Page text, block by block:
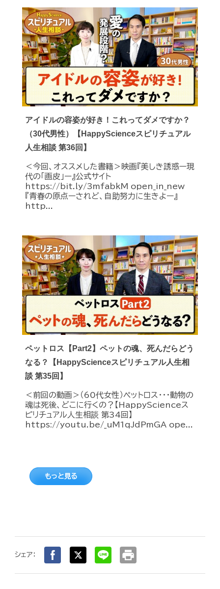
アイドルの容姿が好き！これってダメですか？
（30代男性）【HappyScienceスピリチュアル
人生相談 第36回】
＜今回、オススメした書籍＞映画『美しき誘惑ー現
代の「画皮」ー』公式サイト
https://bit.ly/3mfabkM open_in_new
『青春の原点ーされど、自助努力に生きよー』
http...
ペットロス【Part2】ペットの魂、死んだらどう
なる？【HappyScienceスピリチュアル人生相
談 第35回】
＜前回の動画＞（60代女性）ペットロス・・・動物の
魂は死後、どこに行くの？【HappyScienceス
ピリチュアル人生相談 第34回】
https://youtu.be/_uM1qJdPmGA ope...
もっと見る
シェア： print